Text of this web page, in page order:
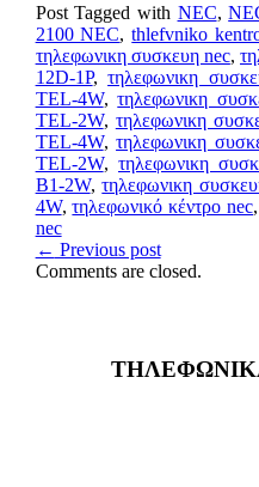
Post Tagged with NEC,
2100 NEC,thlefvniko
τηλεφωνικη συσκευη nec,
12D‐1P,τηλεφωνικη
TEL-4W,τηλεφωνικη
TEL-2W, τηλεφωνικη
TEL-4W,τηλεφωνικη
TEL-2W, τηλεφωνικη
B1-2W,τηλεφωνικη
4W,τηλεφωνικό κέντρο nec,
nec
← Previous post
Comments are closed.